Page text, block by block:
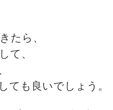
たら、
て、
ても良いでしょう。